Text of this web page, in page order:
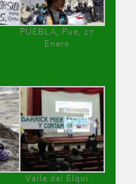
PUEBLA, Pue, 27
Enero
Valle del Elqui